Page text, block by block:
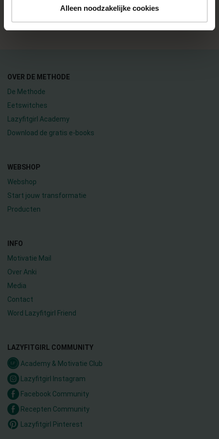
Alleen noodzakelijke cookies
OVER DE METHODE
De Methode
Eetswitches
Lazyfitgirl Academy
Download de gratis e-books
WEBSHOP
Webshop
Start jouw transformatie
Producten
INFO
Motivatie Mail
Over Anki
Media
Contact
Word Lazyfitgirl Friend
LAZYFITGIRL COMMUNITY
Academy & Motivatie Club
Lazyfitgirl Instagram
Facebook Community
Recepten Community
Lazyfitgirl Pinterest